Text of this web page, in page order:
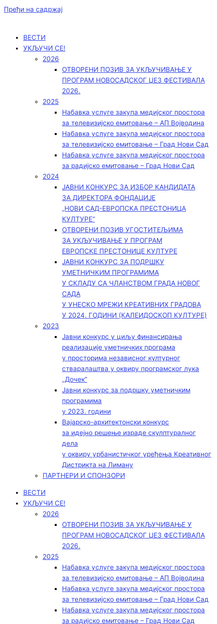
Пређи на садржај
ВЕСТИ
УКЉУЧИ СЕ!
2026
ОТВОРЕНИ ПОЗИВ ЗА УКЉУЧИВАЊЕ У
ПРОГРАМ НОВОСАДСКОГ ЏЕЗ ФЕСТИВАЛА
2026.
2025
Набавка услуге закупа медијског простора
за телевизијско емитовање – АП Војводинa
Набавка услуге закупа медијског простора
за телевизијско емитовање – Град Нови Сад
Набавка услуге закупа медијског простора
за радијско емитовање – Град Нови Сад
2024
ЈАВНИ КОНКУРС ЗА ИЗБОР КАНДИДАТА
ЗА ДИРЕКТОРА ФОНДАЦИЈЕ
„НОВИ САД-ЕВРОПСКА ПРЕСТОНИЦА
КУЛТУРЕ“
ОТВОРЕНИ ПОЗИВ УГОСТИТЕЉИМА
ЗА УКЉУЧИВАЊЕ У ПРОГРАМ
ЕВРОПСКЕ ПРЕСТОНИЦЕ КУЛТУРЕ
ЈАВНИ КОНКУРС ЗА ПОДРШКУ
УМЕТНИЧКИМ ПРОГРАМИМА
У СКЛАДУ СА ЧЛАНСТВОМ ГРАДА НОВОГ
САДА
У УНЕСКО МРЕЖИ КРЕАТИВНИХ ГРАДОВА
У 2024. ГОДИНИ (КАЛЕИДОСКОП КУЛТУРЕ)
2023
Јавни конкурс у циљу финансирања
реализације уметничких програма
у просторима независног културног
стваралаштва у оквиру програмског лука
„Дочек”
Јавни конкурс за подршку уметничким
програмима
у 2023. години
Вајарско-архитектонски конкурс
за идејно решење израде скулптуралног
дела
у оквиру урбанистичког уређења Креативног
Дистрикта на Лиману
ПАРТНЕРИ И СПОНЗОРИ
ВЕСТИ
УКЉУЧИ СЕ!
2026
ОТВОРЕНИ ПОЗИВ ЗА УКЉУЧИВАЊЕ У
ПРОГРАМ НОВОСАДСКОГ ЏЕЗ ФЕСТИВАЛА
2026.
2025
Набавка услуге закупа медијског простора
за телевизијско емитовање – АП Војводинa
Набавка услуге закупа медијског простора
за телевизијско емитовање – Град Нови Сад
Набавка услуге закупа медијског простора
за радијско емитовање – Град Нови Сад